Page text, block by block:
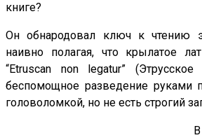
книге?
Он обнародовал ключ к чтению
наивно полагая, что крылатое
“Etruscan nоn legatur” (Этрусское
беспомощное разведение руками
головоломкой, но не есть строгий